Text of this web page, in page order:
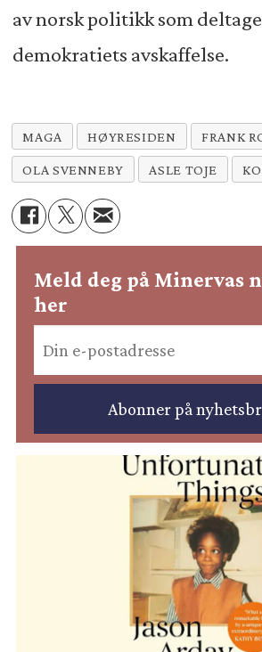
av norsk politikk som
demokratiets avskaffelse.
MAGA HØYRESIDEN FRANK
OLA SVENNEBY ASLE TOJE
Meld deg på Minervas
her